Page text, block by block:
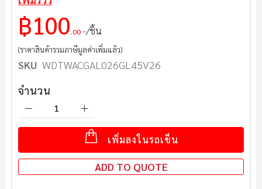
฿100.00 /ชิ้น
(ราคาสินค้ารวมภาษีมูลค่าเพิ่มแล้ว)
SKU WDTWACGAL026GL45V26
จำนวน
เพิ่มลงในรถเข็น
ADD TO QUOTE